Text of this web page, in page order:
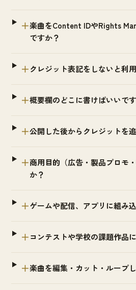
＋楽曲をContent IDやRights
ですか？
＋クレジット表記をしないと利
＋概要欄のどこに書けばいいで
＋公開した後からクレジットを
＋商用目的（広告・製品プロモ
か？
＋ゲームや配信、アプリに組み
＋コンテストや学校の課題作品
＋楽曲を編集・カット・ループ